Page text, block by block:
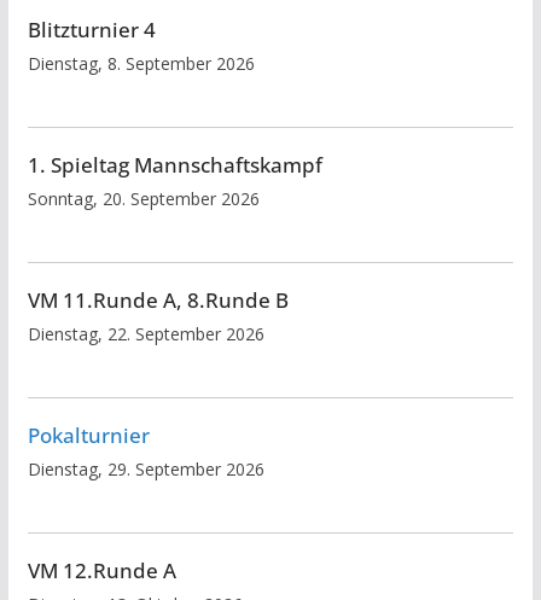
Blitzturnier 4
Dienstag, 8. September 2026
1. Spieltag Mannschaftskampf
Sonntag, 20. September 2026
VM 11.Runde A, 8.Runde B
Dienstag, 22. September 2026
Pokalturnier
Dienstag, 29. September 2026
VM 12.Runde A